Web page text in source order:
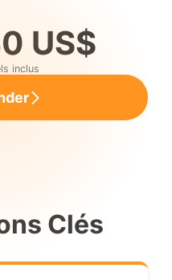
US$
inclus
Clés